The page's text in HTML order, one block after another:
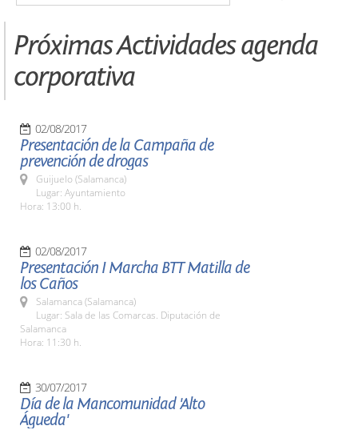
Próximas Actividades agenda
corporativa
02/08/2017
Presentación de la Campaña de
prevención de drogas
Guijuelo (Salamanca)
Lugar: Ayuntamiento
Hora: 13:00 h.
02/08/2017
Presentación I Marcha BTT Matilla de
los Caños
Salamanca (Salamanca)
Lugar: Sala de las Comarcas. Diputación de
Salamanca
Hora: 11:30 h.
30/07/2017
Día de la Mancomunidad 'Alto
Águeda'